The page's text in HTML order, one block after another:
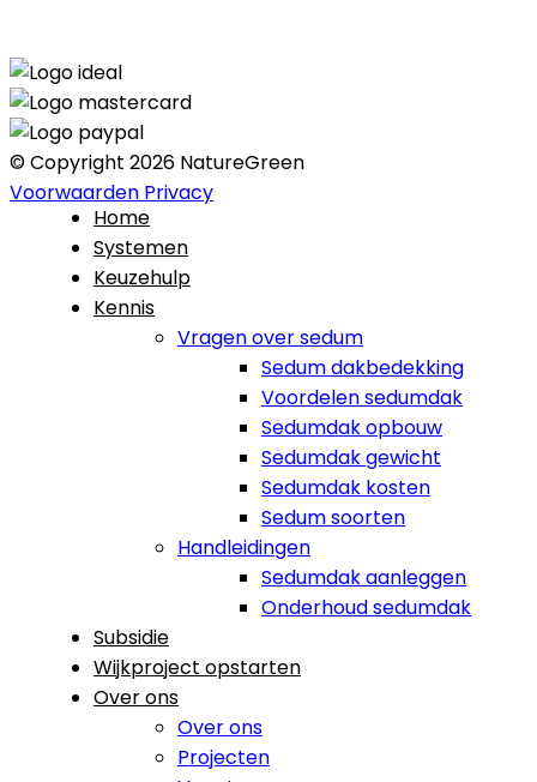
© Copyright 2026 NatureGreen
Voorwaarden Privacy
Home
Systemen
Keuzehulp
Kennis
Vragen over sedum
Sedum dakbedekking
Voordelen sedumdak
Sedumdak opbouw
Sedumdak gewicht
Sedumdak kosten
Sedum soorten
Handleidingen
Sedumdak aanleggen
Onderhoud sedumdak
Subsidie
Wijkproject opstarten
Over ons
Over ons
Projecten